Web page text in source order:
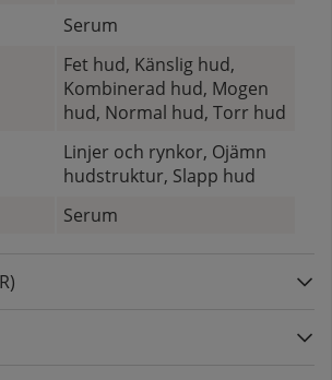
Serum
Fet hud, Känslig hud,
Kombinerad hud, Mogen
hud, Normal hud, Torr hud
Linjer och rynkor, Ojämn
hudstruktur, Slapp hud
Serum